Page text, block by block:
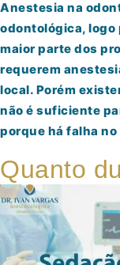
Anestesia na
odontológica, logo
maior parte dos
requerem
local. Porém
não é suficiente
porque há falha
Quanto